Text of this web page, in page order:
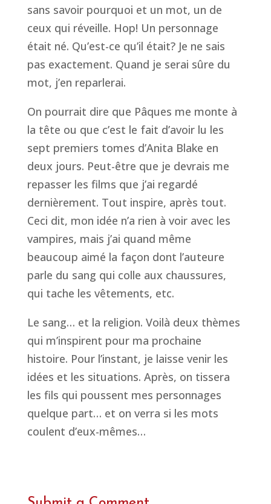
sans savoir pourquoi et un mot, un de
ceux qui réveille. Hop! Un personnage
était né. Qu’est-ce qu’il était? Je ne sais
pas exactement. Quand je serai sûre du
mot, j’en reparlerai.
On pourrait dire que Pâques me monte à
la tête ou que c’est le fait d’avoir lu les
sept premiers tomes d’Anita Blake en
deux jours. Peut-être que je devrais me
repasser les films que j’ai regardé
dernièrement. Tout inspire, après tout.
Ceci dit, mon idée n’a rien à voir avec les
vampires, mais j’ai quand même
beaucoup aimé la façon dont l’auteure
parle du sang qui colle aux chaussures,
qui tache les vêtements, etc.
Le sang… et la religion. Voilà deux thèmes
qui m’inspirent pour ma prochaine
histoire. Pour l’instant, je laisse venir les
idées et les situations. Après, on tissera
les fils qui poussent mes personnages
quelque part… et on verra si les mots
coulent d’eux-mêmes…